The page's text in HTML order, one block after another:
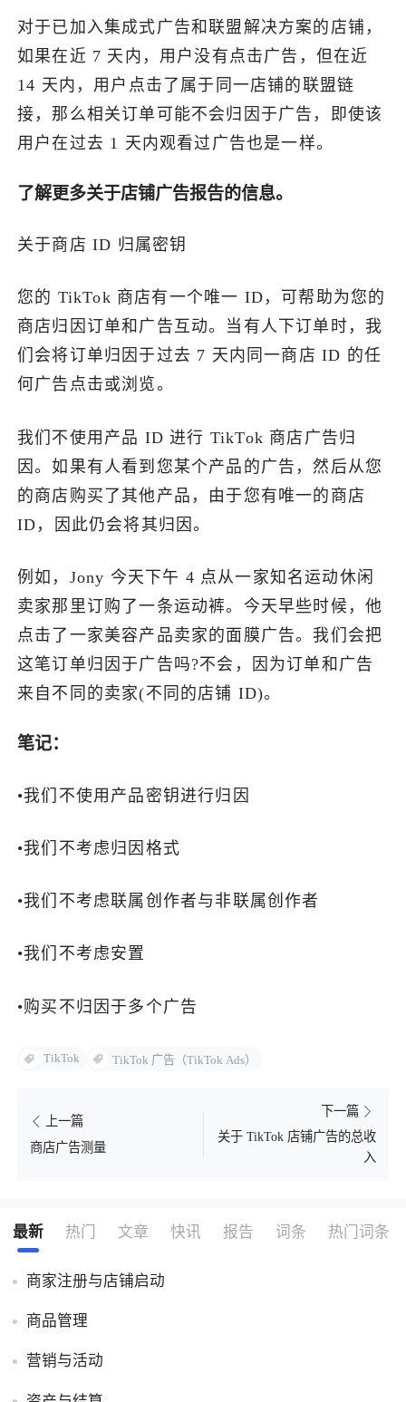
对于已加入集成式广告和联盟解决方案的店铺，
如果在近 7 天内，用户没有点击广告，但在近
14 天内，用户点击了属于同一店铺的联盟链
接，那么相关订单可能不会归因于广告，即使该
用户在过去 1 天内观看过广告也是一样。
了解更多关于店铺广告报告的信息。
关于商店 ID 归属密钥
您的 TikTok 商店有一个唯一 ID，可帮助为您的
商店归因订单和广告互动。当有人下订单时，我
们会将订单归因于过去 7 天内同一商店 ID 的任
何广告点击或浏览。
我们不使用产品 ID 进行 TikTok 商店广告归
因。如果有人看到您某个产品的广告，然后从您
的商店购买了其他产品，由于您有唯一的商店
ID，因此仍会将其归因。
例如，Jony 今天下午 4 点从一家知名运动休闲
卖家那里订购了一条运动裤。今天早些时候，他
点击了一家美容产品卖家的面膜广告。我们会把
这笔订单归因于广告吗?不会，因为订单和广告
来自不同的卖家(不同的店铺 ID)。
笔记：
•我们不使用产品密钥进行归因
•我们不考虑归因格式
•我们不考虑联属创作者与非联属创作者
•我们不考虑安置
•购买不归因于多个广告
TikTok TikTok 广告（TikTok Ads）
上一篇
商店广告测量
下一篇
关于 TikTok 店铺广告的总收
入
最新 热门 文章 快讯 报告 词条 热门词条
商家注册与店铺启动
商品管理
营销与活动